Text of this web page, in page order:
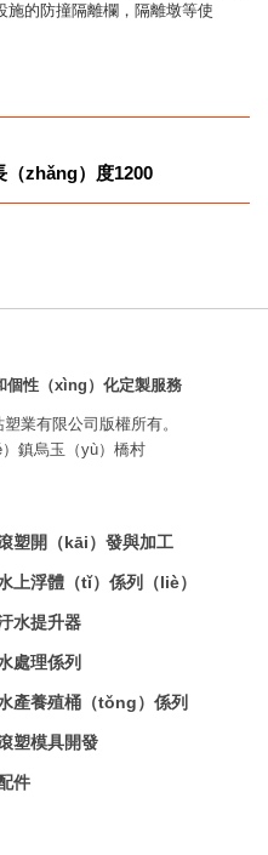
的防撞隔離欄，隔離墩等使
（zhǎng）度1200
個性（xìng）化定製服務
業有限公司版權所有。
鎮烏玉（yù）橋村
塑開（kāi）發與加工
上浮體（tǐ）係列（liè）
水提升器
處理係列
產養殖桶（tǒng）係列
塑模具開發
件